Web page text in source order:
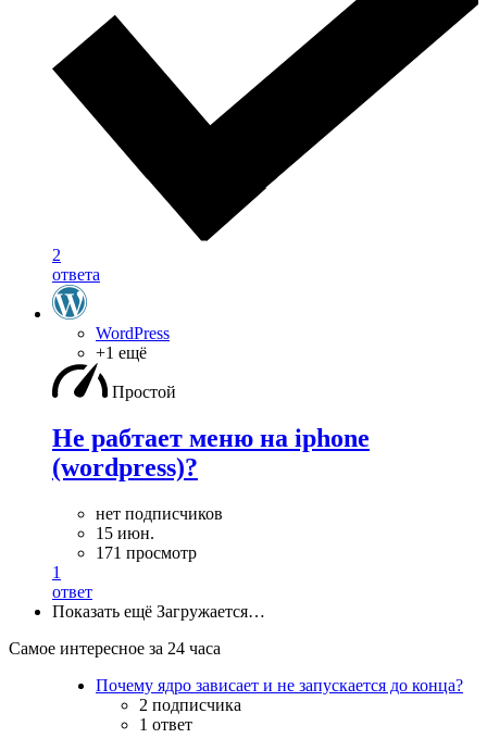
2
ответа
WordPress
+1 ещё
Простой
Не рабтает меню на iphone
(wordpress)?
нет подписчиков
15 июн.
171 просмотр
1
ответ
Показать ещё Загружается…
Самое интересное за 24 часа
Почему ядро зависает и не запускается до конца?
2 подписчика
1 ответ